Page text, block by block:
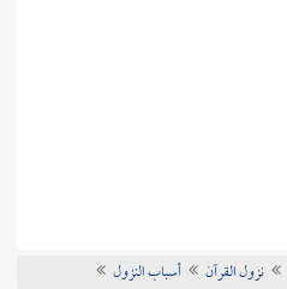
نزول القرآن أسباب النزول